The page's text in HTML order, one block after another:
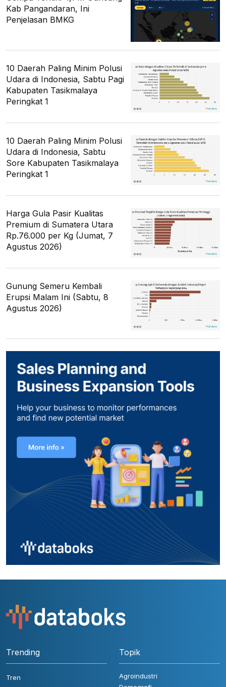
Kab Pangandaran, Ini
Penjelasan BMKG
10 Daerah Paling Minim Polusi
Udara di Indonesia, Sabtu Pagi
Kabupaten Tasikmalaya
Peringkat 1
10 Daerah Paling Minim Polusi
Udara di Indonesia, Sabtu
Sore Kabupaten Tasikmalaya
Peringkat 1
Harga Gula Pasir Kualitas
Premium di Sumatera Utara
Rp.76.000 per Kg (Jumat, 7
Agustus 2026)
Gunung Semeru Kembali
Erupsi Malam Ini (Sabtu, 8
Agustus 2026)
Trending
Tren
Topik
Agroindustri